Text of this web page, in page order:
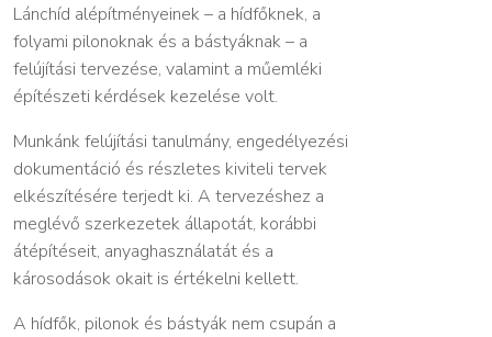
Lánchíd alépítményeinek – a hídfőknek, a
folyami pilonoknak és a bástyáknak – a
felújítási tervezése, valamint a műemléki
építészeti kérdések kezelése volt.
Munkánk felújítási tanulmány, engedélyezési
dokumentáció és részletes kiviteli tervek
elkészítésére terjedt ki. A tervezéshez a
meglévő szerkezetek állapotát, korábbi
átépítéseit, anyaghasználatát és a
károsodások okait is értékelni kellett.
A hídfők, pilonok és bástyák nem csupán a